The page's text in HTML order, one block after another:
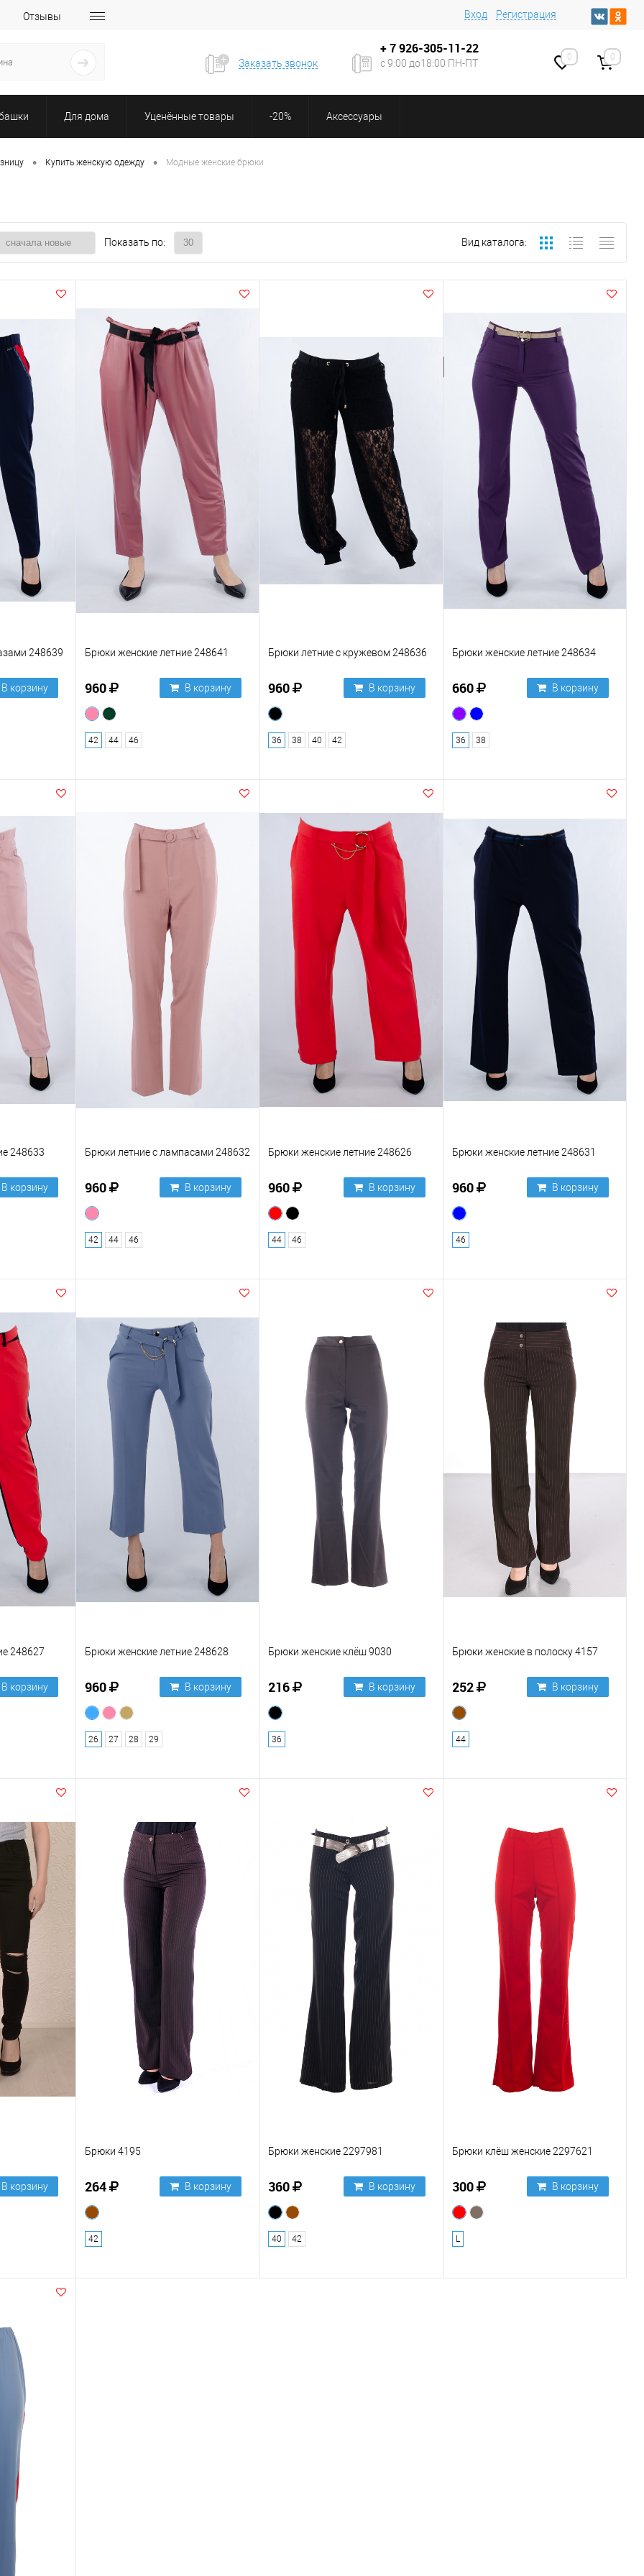
Отзывы Вход Регистрация
Заказать звонок
+ 7926-305-11-22
с 9:00 до18:00 ПН-ПТ
0 0
Для дома Уценённые товары -20% Аксессуары
• Купить женскую одежду • Модные женские брюки
Показать по: Вид каталога:
248639
В корзину
Брюки женские летние 248641
960 В корзину
42 44 46
Брюки летние с кружевом 248636
960 В корзину
36 38 40 42
Брюки женские летние 248634
660 В корзину
36 38
248633
В корзину
Брюки летние с лампасами 248632
960 В корзину
42 44 46
Брюки женские летние 248626
960 В корзину
44 46
Брюки женские летние 248631
960 В корзину
46
248627
В корзину
Брюки женские летние 248628
960 В корзину
26 27 28 29
Брюки женские клёш 9030
216 В корзину
36
Брюки женские в полоску 4157
252 В корзину
44
В корзину
Брюки 4195
264 В корзину
42
Брюки женские 2297981
360 В корзину
40 42
Брюки клёш женские 2297621
300 В корзину
L